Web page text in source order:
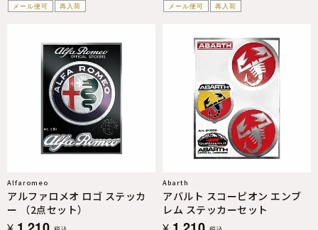
メール便可 再入荷
メール便可
再入荷
Alfaromeo
アルファロメオ ロゴ ステッカ
ー （2点セット）
Abarth
アバルト スコーピオン エンブ
レム ステッカーセット